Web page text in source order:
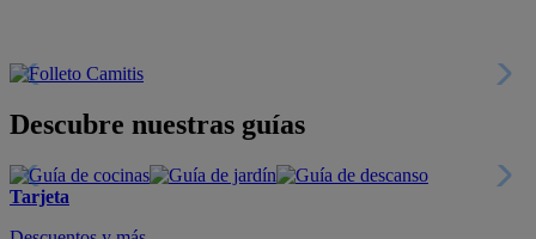
Descubre nuestras guías
Tarjeta